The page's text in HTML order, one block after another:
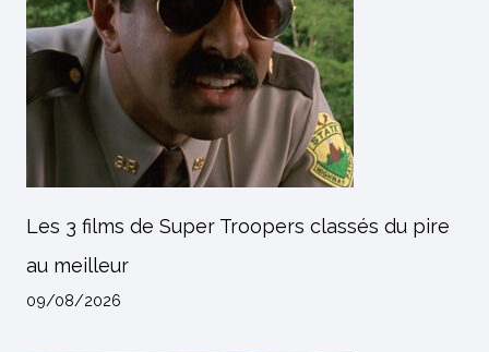
Les 3 films de Super Troopers classés du pire
au meilleur
09/08/2026